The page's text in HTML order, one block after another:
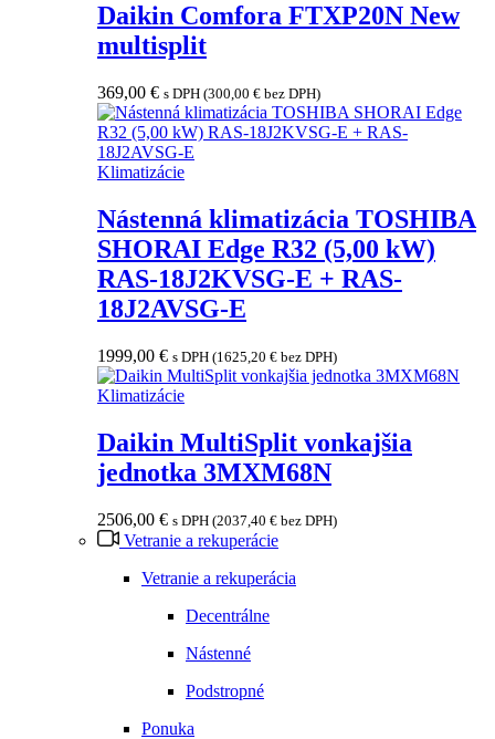
Daikin Comfora FTXP20N New
multisplit
369,00 € s DPH (300,00 € bez DPH)
Klimatizácie
Nástenná klimatizácia TOSHIBA
SHORAI Edge R32 (5,00 kW)
RAS-18J2KVSG-E + RAS-
18J2AVSG-E
1999,00 € s DPH (1625,20 € bez DPH)
Klimatizácie
Daikin MultiSplit vonkajšia
jednotka 3MXM68N
2506,00 € s DPH (2037,40 € bez DPH)
Vetranie a rekuperácie
Vetranie a rekuperácia
Decentrálne
Nástenné
Podstropné
Ponuka